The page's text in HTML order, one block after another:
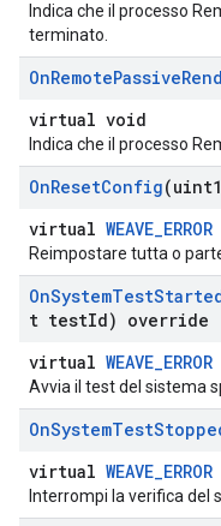
Indica che il processo
terminato.
OnRemotePassive
virtual void
Indica che il processo
OnResetConfig
virtual WEAVE_ERROR
Reimpostare tutta o
OnSystemTest
t testId) override
virtual WEAVE_ERROR
Avvia il test del sistema
OnSystemTest
virtual WEAVE_ERROR
Interrompi la verifica del